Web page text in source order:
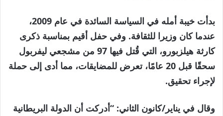
بدأت خيبة أمله في السياسة السائدة في عام 2009،
عندما كان وزيرا للثقافة. وفي حفل أقيم بمناسبة ذكرى
كارثة هيلزبورو، التي قُتل فيها 97 من مشجعي ليفربول
سحقًا قبل 20 عامًا، تعرض للمضايقات، مما أدى إلى حملة
لإجراء تحقيق.
وقال في يناير/كانون الثاني: “أدركت أن الدولة البريطانية